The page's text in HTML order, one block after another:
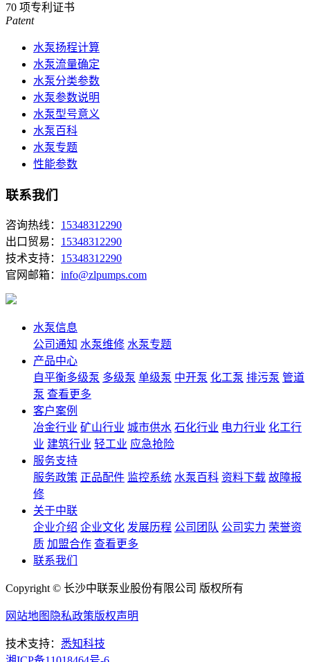
70 项专利证书
Patent
水泵扬程计算
水泵流量确定
水泵分类参数
水泵参数说明
水泵型号意义
水泵百科
水泵专题
性能参数
联系我们
咨询热线： 15348312290
出口贸易： 15348312290
技术支持： 15348312290
官网邮箱： info@zlpumps.com
水泵信息
公司通知 水泵维修 水泵专题
产品中心
自平衡多级泵 多级泵 单级泵 中开泵 化工泵 排污泵 管道
泵 查看更多
客户案例
冶金行业 矿山行业 城市供水 石化行业 电力行业 化工行
业 建筑行业 轻工业 应急抢险
服务支持
服务政策 正品配件 监控系统 水泵百科 资料下载 故障报
修
关于中联
企业介绍 企业文化 发展历程 公司团队 公司实力 荣誉资
质 加盟合作 查看更多
联系我们
Copyright © 长沙中联泵业股份有限公司 版权所有
网站地图 隐私政策版权声明
技术支持： 悉知科技